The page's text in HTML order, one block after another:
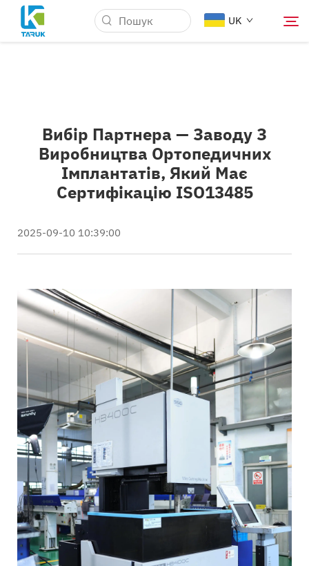
UK
Медичні ринки
Можливості
Про компанію
Блог
Контакт
Вибір Партнера — Заводу З
Виробництва Ортопедичних
Імплантатів, Який Має
Сертифікацію ISO13485
2025-09-10 10:39:00